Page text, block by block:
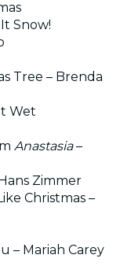
Snow!
Tree – Brenda
Wet
Anastasia–
Zimmer
Christmas –
– Mariah Carey